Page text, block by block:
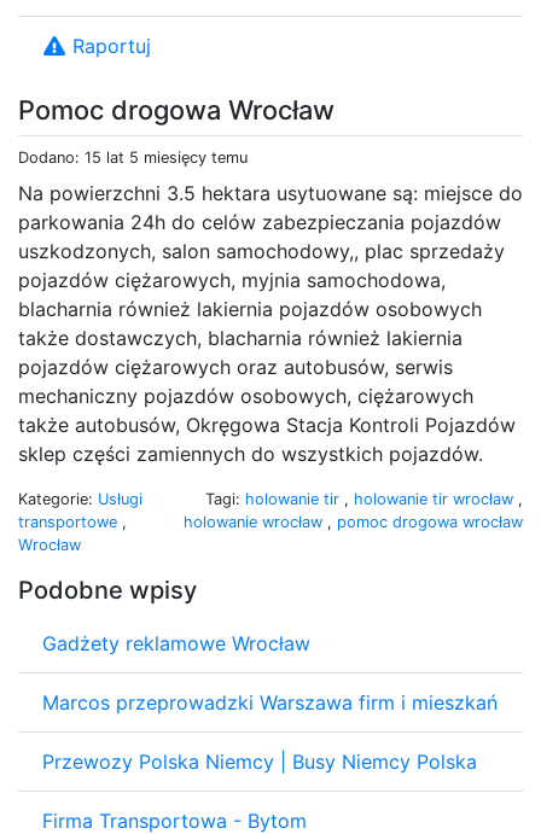
Pomoc drogowa Wrocław
Dodano: 15 lat 5 miesięcy temu
Na powierzchni 3.5 hektara usytuowane są: miejsce do
parkowania 24h do celów zabezpieczania pojazdów
uszkodzonych, salon samochodowy,, plac sprzedaży
pojazdów ciężarowych, myjnia samochodowa,
blacharnia również lakiernia pojazdów osobowych
także dostawczych, blacharnia również lakiernia
pojazdów ciężarowych oraz autobusów, serwis
mechaniczny pojazdów osobowych, ciężarowych
także autobusów, Okręgowa Stacja Kontroli Pojazdów
sklep części zamiennych do wszystkich pojazdów.
Kategorie: Usługi
transportowe ,
Wrocław
Tagi: holowanie tir , holowanie tir wrocław ,
holowanie wrocław , pomoc drogowa wrocław
Podobne wpisy
Gadżety reklamowe Wrocław
Marcos przeprowadzki Warszawa firm i mieszkań
Przewozy Polska Niemcy | Busy Niemcy Polska
Firma Transportowa - Bytom
Raportuj